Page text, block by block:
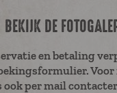
BEKIJK DE
en betaling
Voor
ook per mail